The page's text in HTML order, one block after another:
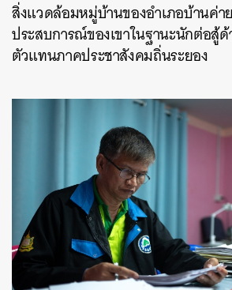
สิ่งแวดล้อมหมู่บ้านของอำเภอบ้านค่า
ประสบการณ์ของเขาในฐานะนักต่อสู้
ตัวแทนภาคประชาสังคมถิ่นระยอง